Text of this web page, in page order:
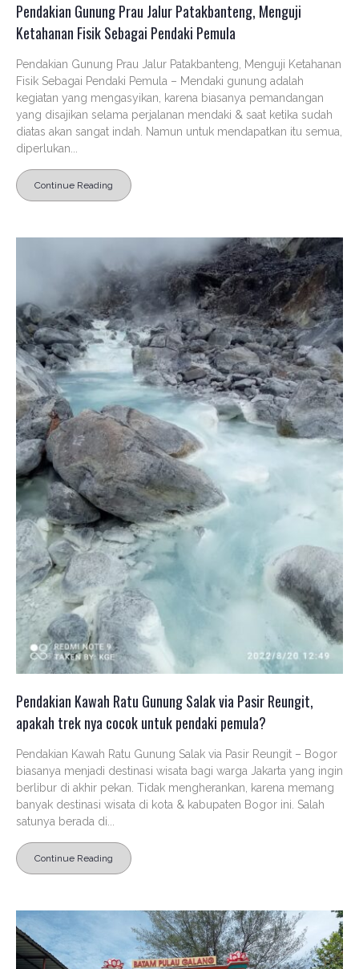
Pendakian Gunung Prau Jalur Patakbanteng, Menguji
Ketahanan Fisik Sebagai Pendaki Pemula
Pendakian Gunung Prau Jalur Patakbanteng, Menguji Ketahanan
Fisik Sebagai Pendaki Pemula – Mendaki gunung adalah
kegiatan yang mengasyikan, karena biasanya pemandangan
yang disajikan selama perjalanan mendaki & saat ketika sudah
diatas akan sangat indah. Namun untuk mendapatkan itu semua,
diperlukan...
Continue Reading
Pendakian Kawah Ratu Gunung Salak via Pasir Reungit,
apakah trek nya cocok untuk pendaki pemula?
Pendakian Kawah Ratu Gunung Salak via Pasir Reungit – Bogor
biasanya menjadi destinasi wisata bagi warga Jakarta yang ingin
berlibur di akhir pekan. Tidak mengherankan, karena memang
banyak destinasi wisata di kota & kabupaten Bogor ini. Salah
satunya berada di...
Continue Reading